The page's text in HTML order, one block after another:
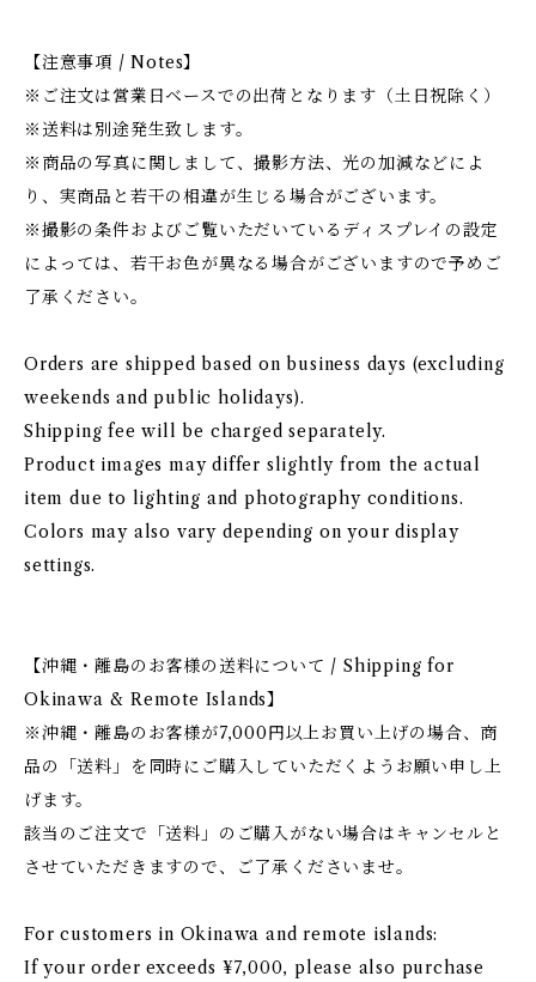
【注意事項 / Notes】
※ご注文は営業日ベースでの出荷となります（土日祝除く）
※送料は別途発生致します。
※商品の写真に関しまして、撮影方法、光の加減などによ
り、実商品と若干の相違が生じる場合がございます。
※撮影の条件およびご覧いただいているディスプレイの設定
によっては、若干お色が異なる場合がございますので予めご
了承ください。
Orders are shipped based on business days (excluding
weekends and public holidays).
Shipping fee will be charged separately.
Product images may differ slightly from the actual
item due to lighting and photography conditions.
Colors may also vary depending on your display
settings.
【沖縄・離島のお客様の送料について / Shipping for
Okinawa & Remote Islands】
※沖縄・離島のお客様が7,000円以上お買い上げの場合、商
品の「送料」を同時にご購入していただくようお願い申し上
げます。
該当のご注文で「送料」のご購入がない場合はキャンセルと
させていただきますので、ご了承くださいませ。
For customers in Okinawa and remote islands:
If your order exceeds ¥7,000, please also purchase